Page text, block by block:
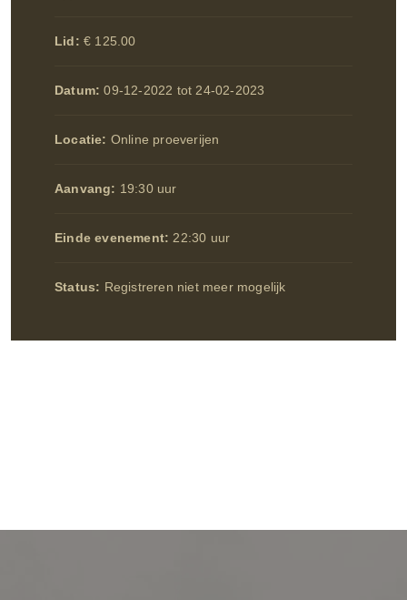
Lid: € 125.00
Datum: 09-12-2022 tot 24-02-2023
Locatie: Online proeverijen
Aanvang: 19:30 uur
Einde evenement: 22:30 uur
Status: Registreren niet meer mogelijk